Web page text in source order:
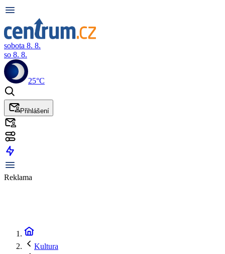
sobota 8. 8.
so 8. 8.
25°C
Přihlášení
Reklama
Kultura